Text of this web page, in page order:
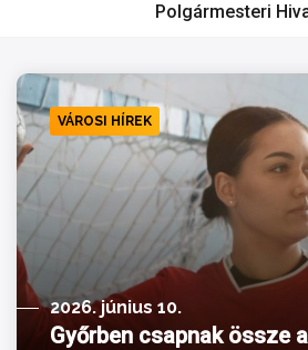
Polgármesteri
VÁROSI HÍREK
2026. június 10.
Győrben csapnak össze